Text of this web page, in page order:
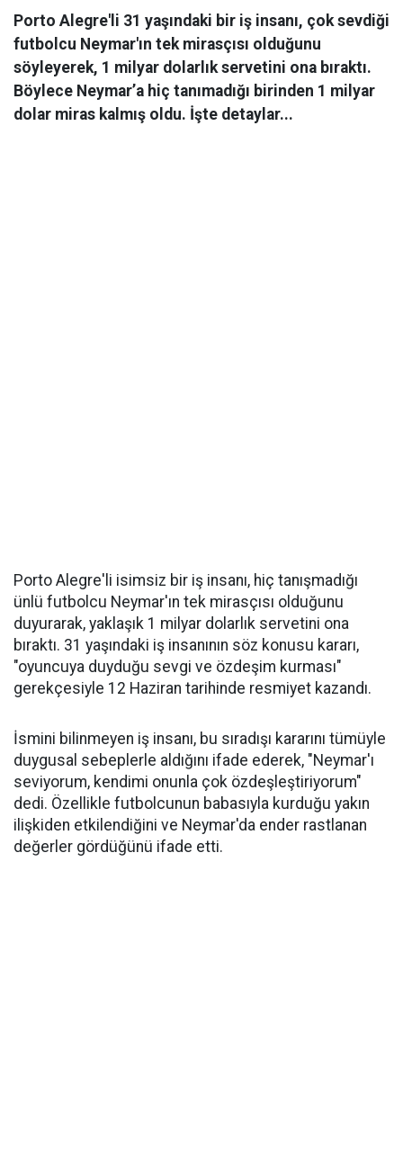
Porto Alegre'li 31 yaşındaki bir iş insanı, çok sevdiği
futbolcu Neymar'ın tek mirasçısı olduğunu
söyleyerek, 1 milyar dolarlık servetini ona bıraktı.
Böylece Neymar’a hiç tanımadığı birinden 1 milyar
dolar miras kalmış oldu. İşte detaylar...
Porto Alegre'li isimsiz bir iş insanı, hiç tanışmadığı
ünlü futbolcu Neymar'ın tek mirasçısı olduğunu
duyurarak, yaklaşık 1 milyar dolarlık servetini ona
bıraktı. 31 yaşındaki iş insanının söz konusu kararı,
"oyuncuya duyduğu sevgi ve özdeşim kurması"
gerekçesiyle 12 Haziran tarihinde resmiyet kazandı.
İsmini bilinmeyen iş insanı, bu sıradışı kararını tümüyle
duygusal sebeplerle aldığını ifade ederek, "Neymar'ı
seviyorum, kendimi onunla çok özdeşleştiriyorum"
dedi. Özellikle futbolcunun babasıyla kurduğu yakın
ilişkiden etkilendiğini ve Neymar'da ender rastlanan
değerler gördüğünü ifade etti.